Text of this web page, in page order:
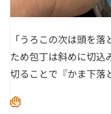
「うろこの次は頭を
ため包丁は斜めに切込
切ることで『かま下落